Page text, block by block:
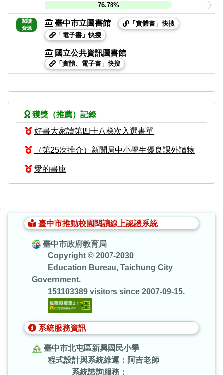
76.78%
閱讀
資源
臺中市立圖書館
「實體書」快搜
「電子書」快搜
國立公共資訊圖書館
「實體、電子書」快搜
獲獎（推薦）記錄
好書大家讀第四十八梯次入選書單
（第25次推介）新聞局中小學生優良課外讀物
愛的書庫
臺中市推動校園閱讀線上認證系統
臺中市政府教育局
Copyright © 2007-2030
Education Bureau, Taichung City
Government.
151103389 visitors since 2007-09-15.
系統服務資訊
臺中市北屯區新興國民小學
程式設計與系統維運：阿吉老師
系統諮詢服務：